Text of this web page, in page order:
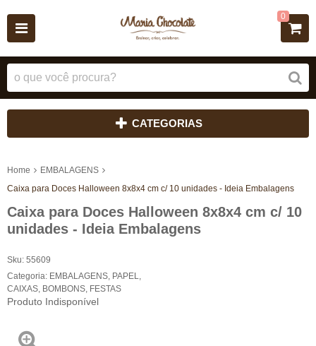
0
CATEGORIAS
Home
EMBALAGENS
Caixa para Doces Halloween 8x8x4 cm c/ 10 unidades - Ideia Embalagens
Caixa para Doces Halloween 8x8x4 cm c/ 10
unidades - Ideia Embalagens
Sku: 55609
Categoria: EMBALAGENS PAPEL
CAIXAS BOMBONS FESTAS
Produto Indisponível